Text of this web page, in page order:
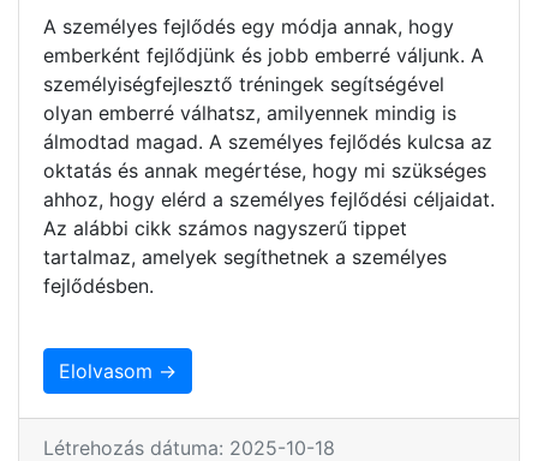
A személyes fejlődés egy módja annak, hogy
emberként fejlődjünk és jobb emberré váljunk. A
személyiségfejlesztő tréningek segítségével
olyan emberré válhatsz, amilyennek mindig is
álmodtad magad. A személyes fejlődés kulcsa az
oktatás és annak megértése, hogy mi szükséges
ahhoz, hogy elérd a személyes fejlődési céljaidat.
Az alábbi cikk számos nagyszerű tippet
tartalmaz, amelyek segíthetnek a személyes
fejlődésben.
Elolvasom →
Létrehozás dátuma: 2025-10-18